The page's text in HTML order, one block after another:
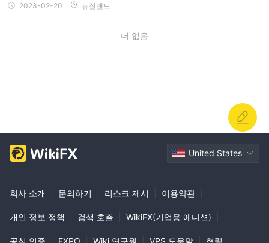
2023-02-20 뉴질랜드
더 없음
United States
회사 소개 문의하기 리스크 제시 이용약관
개인 정보 정책 검색 호출 WikiFX(기업용 에디션)